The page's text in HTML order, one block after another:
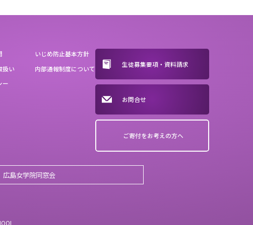
扱い
ー
いじめ防止基本方針
内部通報制度について
生徒募集要項・資料請求
お問合せ
ご寄付をお考えの方へ
広島女学院同窓会